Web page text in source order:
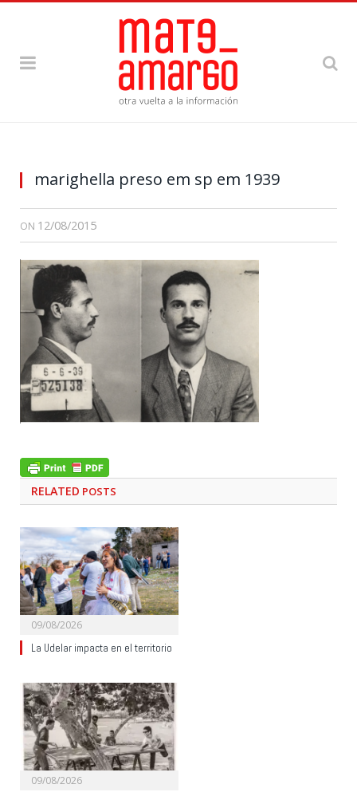
marighella preso em sp em 1939
ON 12/08/2015
RELATED POSTS
09/08/2026
La Udelar impacta en el territorio
09/08/2026